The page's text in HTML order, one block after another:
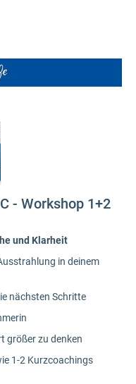
- Workshop 1+2
und Klarheit
in deinem
nächsten Schritte
größer zu denken
1-2 Kurzcoachings